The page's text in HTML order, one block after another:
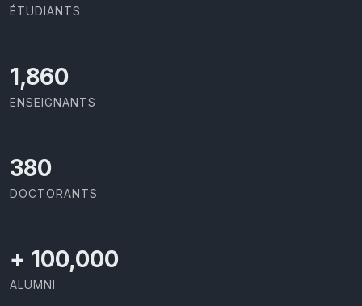
ÉTUDIANTS
1,973
ENSEIGNANTS
403
DOCTORANTS
+ 100,000
ALUMNI